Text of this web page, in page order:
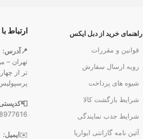
راهنمای خرید از دبل ایکس
قوانین و مقررات
رویه ارسال سفارش
شیوه های پرداخت
شرایط بازگشت کالا
شرایط جذب نمایندگی
آئین نامه گارانتی ایواریا
ارتباط
📍آدرس:
تهران –
✉️ایمیل: